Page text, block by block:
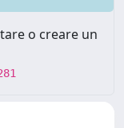
o creare un